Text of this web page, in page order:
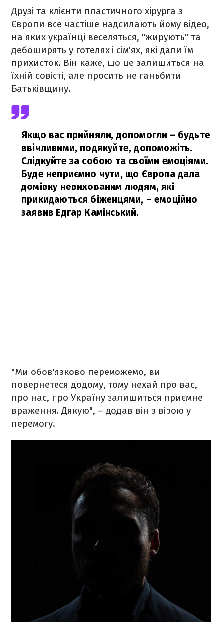
Друзі та клієнти пластичного хірурга з
Європи все частіше надсилають йому відео,
на яких українці веселяться, "жирують" та
дебоширять у готелях і сім'ях, які дали їм
прихисток. Він каже, що це залишиться на
їхній совісті, але просить не ганьбити
Батьківщину.
Якщо вас прийняли, допомогли – будьте
ввічливими, подякуйте, допоможіть.
Слідкуйте за собою та своїми емоціями.
Буде неприємно чути, що Європа дала
домівку невихованим людям, які
прикидаються біженцями, – емоційно
заявив Едгар Камінський.
"Ми обов'язково переможемо, ви
повернетеся додому, тому нехай про вас,
про нас, про Україну залишиться приємне
враження. Дякую", – додав він з вірою у
перемогу.